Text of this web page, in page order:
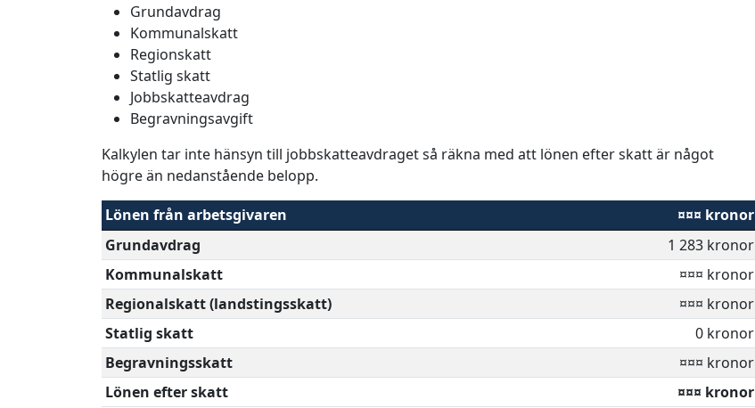
Grundavdrag
Kommunalskatt
Regionskatt
Statlig skatt
Jobbskatteavdrag
Begravningsavgift
Kalkylen tar inte hänsyn till jobbskatteavdraget så räkna med att lönen efter skatt är något
högre än nedanstående belopp.
Lönen från arbetsgivaren
¤¤¤ kronor
Grundavdrag
1 283 kronor
Kommunalskatt
¤¤¤ kronor
Regionalskatt (landstingsskatt)
¤¤¤ kronor
Statlig skatt
0 kronor
Begravningsskatt
¤¤¤ kronor
Lönen efter skatt
¤¤¤ kronor